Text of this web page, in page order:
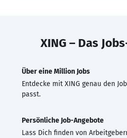
XING – Das
Über eine Million Jobs
Entdecke mit XING genau den
passt.
Persönliche Job-Angebote
Lass Dich finden von